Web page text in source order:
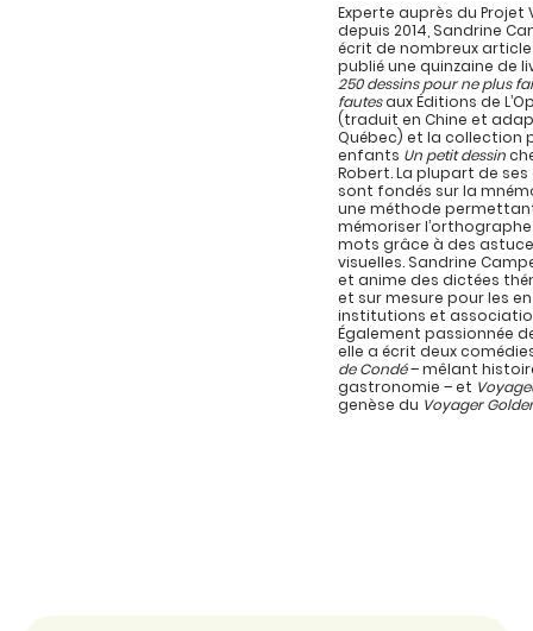
Experte auprès du Projet
depuis 2014, Sandrine
écrit de nombreux
publié une quinzaine de
250 dessins pour ne plus
fautesaux Éditions de
(traduit en Chine et
Québec) et la collection
enfants Un petit dessin
Robert. La plupart de
sont fondés sur la
une méthode
mémoriser
mots grâce à des
visuelles. Sandrine
et anime des dictées
et sur mesure pour les
institutions et
Également passionnée
elle a écrit deux
de Condé– mêlant
gastronomie – et
genèse du Voyager